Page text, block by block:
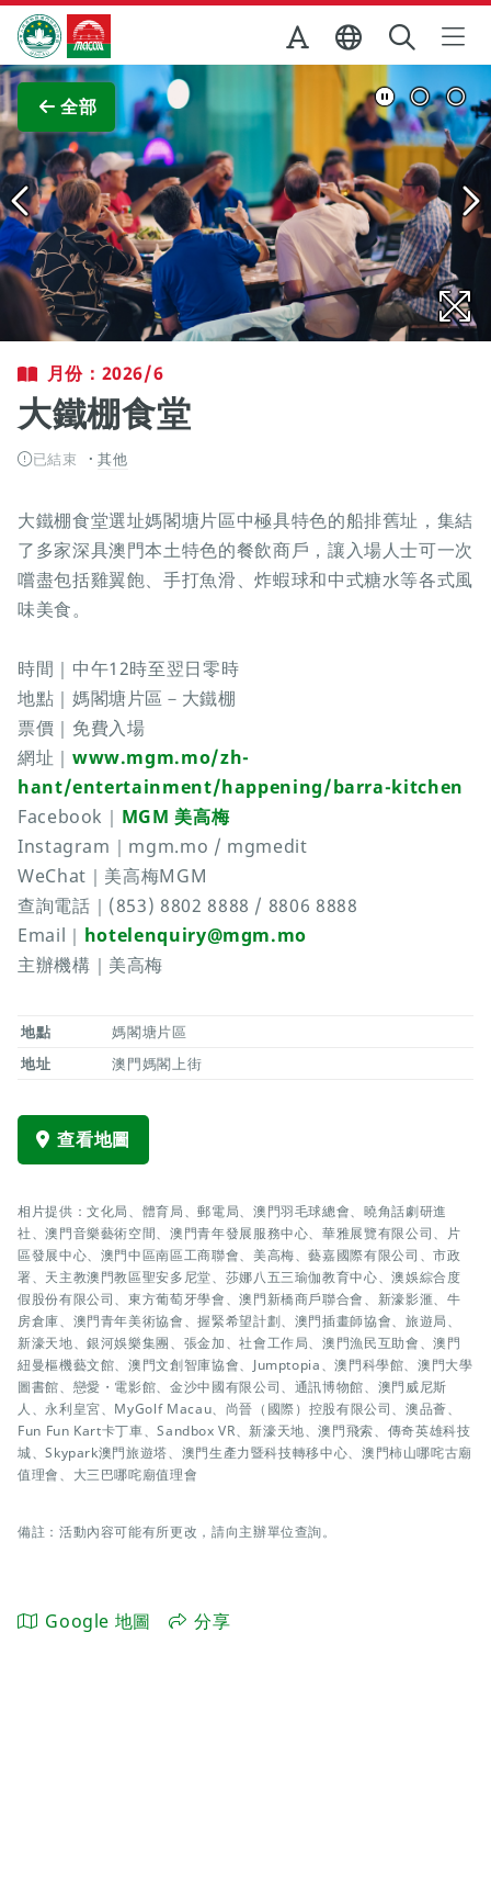
跳至主内容
澳門特別行政區政府旅遊局
全部
查看原圖
月份：2026/6
大鐵棚食堂
已結束 其他
大鐵棚食堂選址媽閣塘片區中極具特色的船排舊址，集結
了多家深具澳門本土特色的餐飲商戶，讓入場人士可一次
嚐盡包括雞翼飽、手打魚滑、炸蝦球和中式糖水等各式風
味美食。
時間｜中午12時至翌日零時
地點｜媽閣塘片區－大鐵棚
票價｜免費入場
網址｜ www.mgm.mo/zh-
hant/entertainment/happening/barra-kitchen
Facebook｜ MGM 美高梅
Instagram｜mgm.mo / mgmedit
WeChat｜美高梅MGM
查詢電話｜(853) 8802 8888 / 8806 8888
Email｜ hotelenquiry@mgm.mo
主辦機構｜美高梅
地點
媽閣塘片區
地址
澳門媽閣上街
查看地圖
相片提供：文化局、體育局、郵電局、澳門羽毛球總會、曉角話劇研進
社、澳門音樂藝術空間、澳門青年發展服務中心、華雅展覽有限公司、片
區發展中心、澳門中區南區工商聯會、美高梅、藝嘉國際有限公司、市政
署、天主教澳門教區聖安多尼堂、莎娜八五三瑜伽教育中心、澳娛綜合度
假股份有限公司、東方葡萄牙學會、澳門新橋商戶聯合會、新濠影滙、牛
房倉庫、澳門青年美術協會、握緊希望計劃、澳門插畫師協會、旅遊局、
新濠天地、銀河娛樂集團、張金加、社會工作局、澳門漁民互助會、澳門
紐曼樞機藝文館、澳門文創智庫協會、Jumptopia、澳門科學館、澳門大學
圖書館、戀愛・電影館、金沙中國有限公司、通訊博物館、澳門威尼斯
人、永利皇宮、MyGolf Macau、尚晉（國際）控股有限公司、澳品薈、
Fun Fun Kart卡丁車、Sandbox VR、新濠天地、澳門飛索、傳奇英雄科技
城、Skypark澳門旅遊塔、澳門生產力暨科技轉移中心、澳門柿山哪咤古廟
值理會、大三巴哪咤廟值理會
備註：活動內容可能有所更改，請向主辦單位查詢。
Google 地圖 分享